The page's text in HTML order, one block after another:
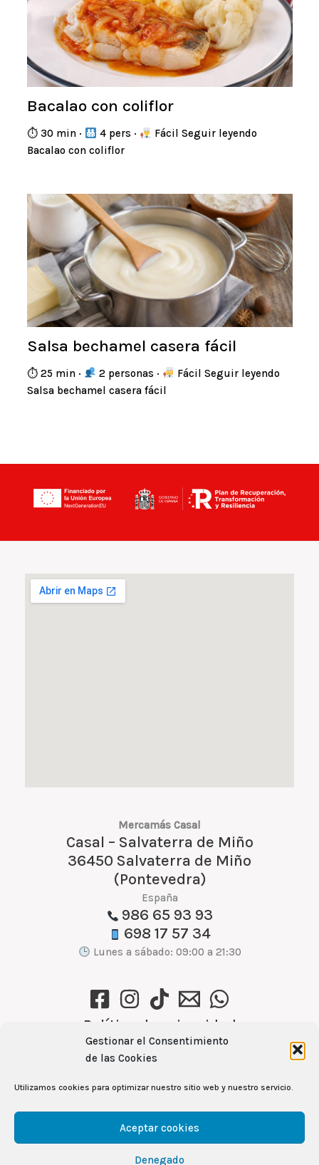
Gestionar el Consentimiento
de las Cookies
Utilizamos cookies para optimizar nuestro sitio web y nuestro servicio.
Aceptar cookies
Denegado
Bacalao con coliflor
⏱ 30 min · 4 pers ·
Fácil Seguir leyendo
Bacalao con coliflor
Salsa bechamel casera fácil
⏱ 25 min · 2 personas ·
Fácil Seguir leyendo
Salsa bechamel casera fácil
Mercamás Casal
Casal – Salvaterra de Miño
36450 Salvaterra de Miño
(Pontevedra)
España
986 65 93 93
698 17 57 34
Lunes a sábado: 09:00 a 21:30
Política de privacidad
Política de cookies (UE)
Aviso Legal
Ver recetas →